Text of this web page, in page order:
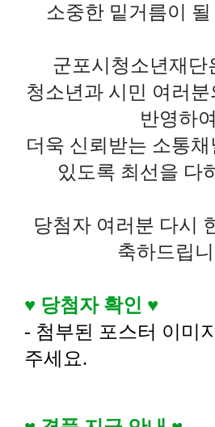
소중한 밑거름이
군포시청소년재단
청소년과 시민 여러
반영하
더욱 신뢰받는 소통
있도록 최선을 다
당첨자 여러분 다시
축하드립
♥ 당첨자 확인 ♥
- 첨부된 포스터 이미
주세요.